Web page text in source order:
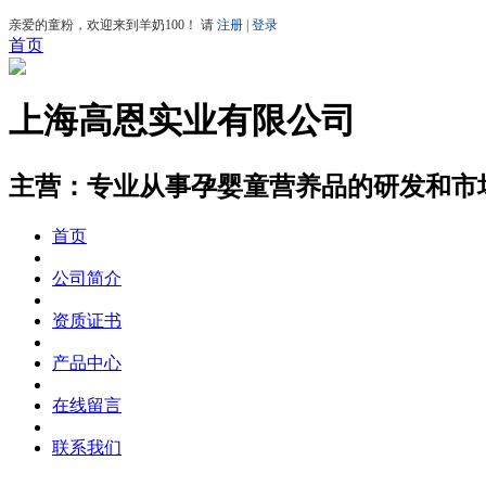
首页
上海高恩实业有限公司
主营：专业从事孕婴童营养品的研发和市
首页
公司简介
资质证书
产品中心
在线留言
联系我们